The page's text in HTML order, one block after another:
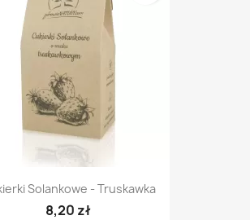
Solankowe - Truskawka
8,20 zł